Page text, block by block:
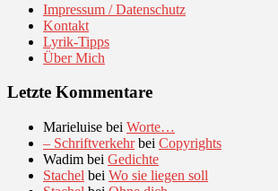
Impressum / Datenschutz
Kontakt
Lyrik-Tipps
Über Mich
Letzte Kommentare
Marieluise bei Worte…
– Schriftverkehrbei Copyrights
Wadim bei Gedichte
Stachel bei Wo sie liegen soll